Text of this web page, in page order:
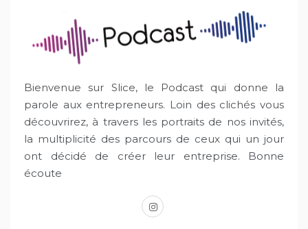
Bienvenue sur Slice, le Podcast qui donne la
parole aux entrepreneurs. Loin des clichés vous
découvrirez, à travers les portraits de nos invités,
la multiplicité des parcours de ceux qui un jour
ont décidé de créer leur entreprise. Bonne
écoute
instagram